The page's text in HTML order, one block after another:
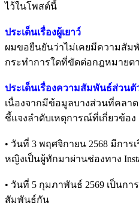
ไว้ในโพสต์นี้
ประเด็นเรื่องผู้เยาว์
ผมขอยืนยันว่าไม่เคยมีความสัม
กระทำการใดที่ขัดต่อกฎหมายต
ประเด็นเรื่องความสัมพันธ์ส่วนตั
เนื่องจากมีข้อมูลบางส่วนที่คลา
ชี้แจงลำดับเหตุการณ์ที่เกี่ยวข้อง
• วันที่ 3 พฤศจิกายน 2568 มีกา
หญิงเป็นผู้ทักมาผ่านช่องทาง
• วันที่ 5 กุมภาพันธ์ 2569 เป็นก
สัมพันธ์กัน